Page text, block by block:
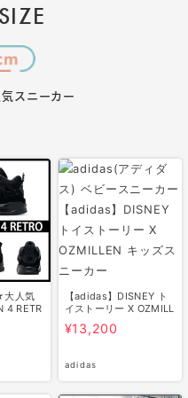
スニーカー
人気
4 RETR
【adidas】DISNEY ト
イストーリー X OZMILL
EN キッズ…
¥13,200
adidas